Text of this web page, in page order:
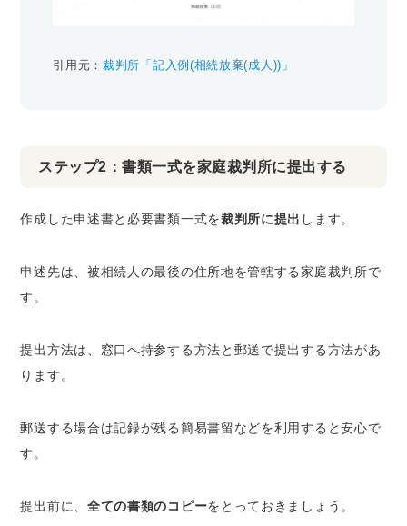
引用元：裁判所「記入例(相続放棄(成人))」
ステップ2：書類一式を家庭裁判所に提出する
作成した申述書と必要書類一式を裁判所に提出 します。
申述先は、被相続人の最後の住所地を管轄する家庭裁判所で
す。
提出方法は、窓口へ持参する方法と郵送で提出する方法があ
ります。
郵送する場合は記録が残る簡易書留などを利用すると安心で
す。
提出前に、 全ての書類のコピーをとっておきましょう。